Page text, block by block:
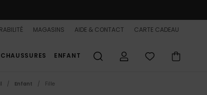
MAGASINS AIDE & CONTACT CARTE CADEAU
CHAUSSURES ENFANT
Enfant Fille